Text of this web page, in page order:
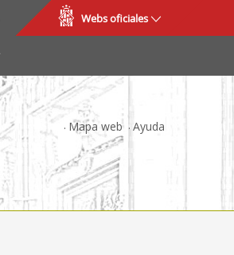
Webs oficiales
Mapa web Ayuda